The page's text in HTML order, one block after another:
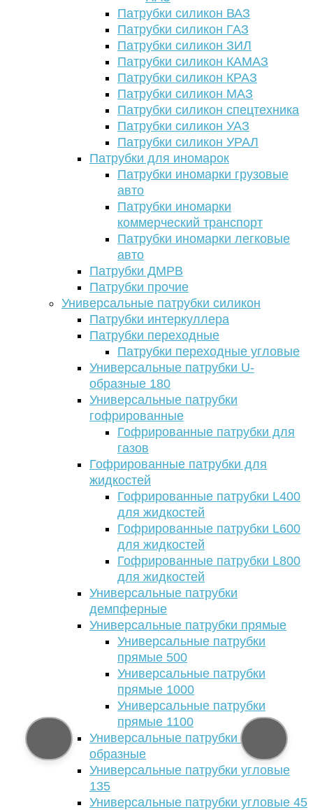
Патрубки силикон ВАЗ
Патрубки силикон ГАЗ
Патрубки силикон ЗИЛ
Патрубки силикон КАМАЗ
Патрубки силикон КРАЗ
Патрубки силикон МАЗ
Патрубки силикон спецтехника
Патрубки силикон УАЗ
Патрубки силикон УРАЛ
Патрубки для иномарок
Патрубки иномарки грузовые
авто
Патрубки иномарки
коммерческий транспорт
Патрубки иномарки легковые
авто
Патрубки ДМРВ
Патрубки прочие
Универсальные патрубки силикон
Патрубки интеркуллера
Патрубки переходные
Патрубки переходные угловые
Универсальные патрубки U-
образные 180
Универсальные патрубки
гофрированные
Гофрированные патрубки для
газов
Гофрированные патрубки для
жидкостей
Гофрированные патрубки L400
для жидкостей
Гофрированные патрубки L600
для жидкостей
Гофрированные патрубки L800
для жидкостей
Универсальные патрубки
демпферные
Универсальные патрубки прямые
Универсальные патрубки
прямые 500
Универсальные патрубки
прямые 1000
Универсальные патрубки
прямые 1100
Универсальные патрубки Т-
образные
Универсальные патрубки угловые
135
Универсальные патрубки угловые 45